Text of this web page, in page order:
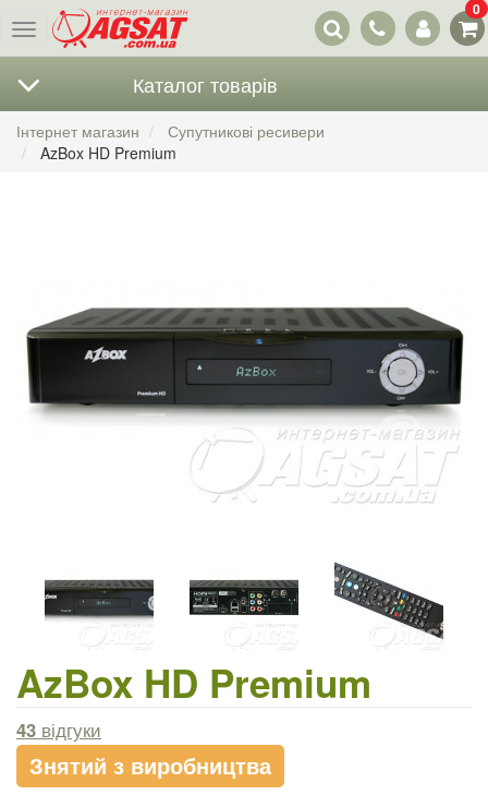
Меню
Наші
контакти
0
Каталог товарів
Інтернет магазин
Супутникові ресивери
AzBox HD Premium
AzBox HD Premium
43 відгуки
Знятий з виробництва